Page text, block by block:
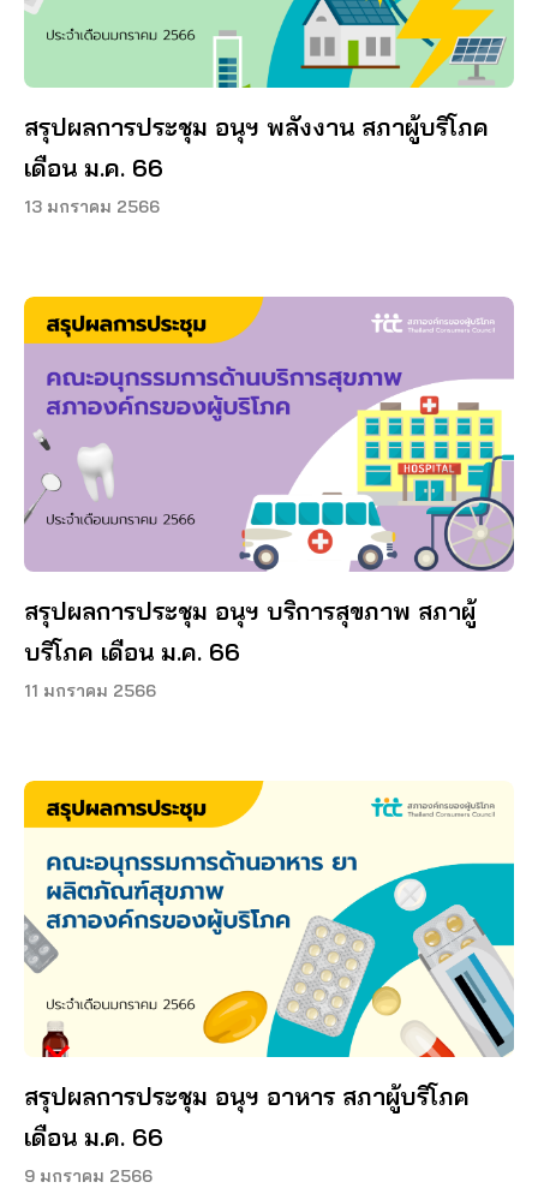
สรุปผลการประชุม อนุฯ พลังงาน สภาผู้บริโภค
เดือน ม.ค. 66
13 มกราคม 2566
สรุปผลการประชุม อนุฯ บริการสุขภาพ สภาผู้
บริโภค เดือน ม.ค. 66
11 มกราคม 2566
สรุปผลการประชุม อนุฯ อาหาร สภาผู้บริโภค
เดือน ม.ค. 66
9 มกราคม 2566